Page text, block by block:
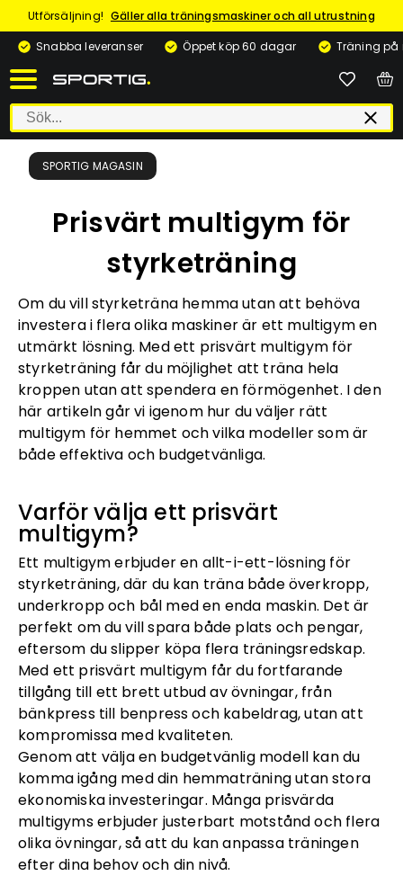
Utförsäljning! Gäller alla träningsmaskiner och all utrustning
Snabba leveranser
Öppet köp 60 dagar Träning på
SPORTIG MAGASIN
Prisvärt multigym för
styrketräning
Om du vill styrketräna hemma utan att behöva
investera i flera olika maskiner är ett multigym en
utmärkt lösning. Med ett prisvärt multigym för
styrketräning får du möjlighet att träna hela
kroppen utan att spendera en förmögenhet. I den
här artikeln går vi igenom hur du väljer rätt
multigym för hemmet och vilka modeller som är
både effektiva och budgetvänliga.
Varför välja ett prisvärt
multigym?
Ett multigym erbjuder en allt-i-ett-lösning för
styrketräning, där du kan träna både överkropp,
underkropp och bål med en enda maskin. Det är
perfekt om du vill spara både plats och pengar,
eftersom du slipper köpa flera träningsredskap.
Med ett prisvärt multigym får du fortfarande
tillgång till ett brett utbud av övningar, från
bänkpress till benpress och kabeldrag, utan att
kompromissa med kvaliteten.
Genom att välja en budgetvänlig modell kan du
komma igång med din hemmaträning utan stora
ekonomiska investeringar. Många prisvärda
multigyms erbjuder justerbart motstånd och flera
olika övningar, så att du kan anpassa träningen
efter dina behov och din nivå.